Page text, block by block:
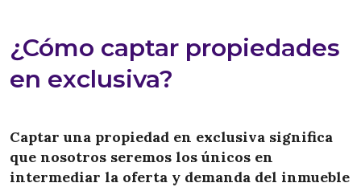
¿Cómo captar propiedades
en exclusiva?
Captar una propiedad en exclusiva significa
que nosotros seremos los únicos en
intermediar la oferta y demanda del inmueble